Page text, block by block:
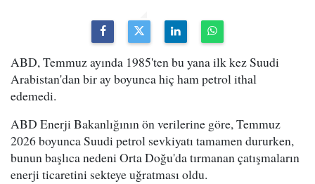
ABD, Temmuz ayında 1985'ten bu yana ilk kez Suudi
Arabistan'dan bir ay boyunca hiç ham petrol ithal
edemedi.
ABD Enerji Bakanlığının ön verilerine göre, Temmuz
2026 boyunca Suudi petrol sevkiyatı tamamen dururken,
bunun başlıca nedeni Orta Doğu'da tırmanan çatışmaların
enerji ticaretini sekteye uğratması oldu.